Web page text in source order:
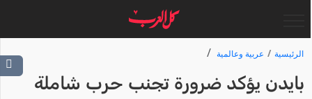
الرئيسية عربية وعالمية
بايدن يؤكد ضرورة تجنب حرب شاملة